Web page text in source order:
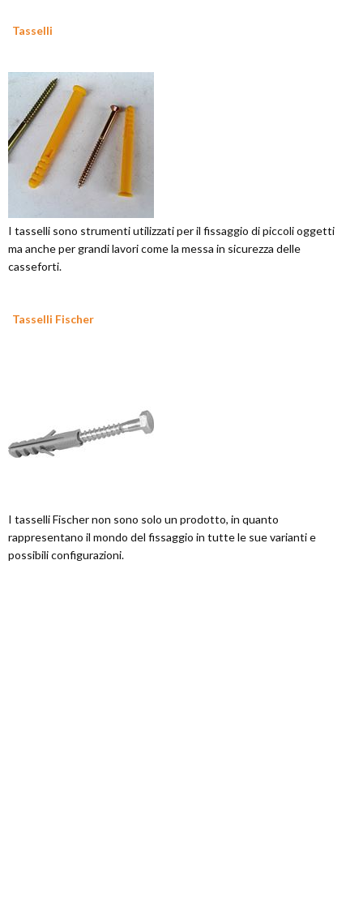
Tasselli
I tasselli sono strumenti utilizzati per il fissaggio di piccoli oggetti
ma anche per grandi lavori come la messa in sicurezza delle
casseforti.
Tasselli Fischer
I tasselli Fischer non sono solo un prodotto, in quanto
rappresentano il mondo del fissaggio in tutte le sue varianti e
possibili configurazioni.